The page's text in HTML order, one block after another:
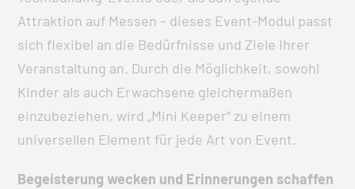
Attraktion auf Messen – dieses Event-Modul passt
sich flexibel an die Bedürfnisse und Ziele Ihrer
Veranstaltung an. Durch die Möglichkeit, sowohl
Kinder als auch Erwachsene gleichermaßen
einzubeziehen, wird „Mini Keeper“ zu einem
universellen Element für jede Art von Event.
Begeisterung wecken und Erinnerungen schaffen